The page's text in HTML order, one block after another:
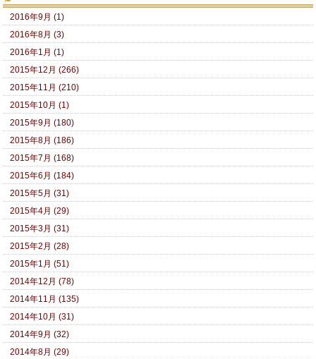
2016年9月 (1)
2016年8月 (3)
2016年1月 (1)
2015年12月 (266)
2015年11月 (210)
2015年10月 (1)
2015年9月 (180)
2015年8月 (186)
2015年7月 (168)
2015年6月 (184)
2015年5月 (31)
2015年4月 (29)
2015年3月 (31)
2015年2月 (28)
2015年1月 (51)
2014年12月 (78)
2014年11月 (135)
2014年10月 (31)
2014年9月 (32)
2014年8月 (29)